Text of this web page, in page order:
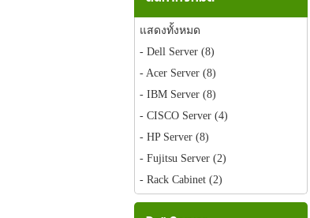
แสดงทั้งหมด
- Dell Server (8)
- Acer Server (8)
- IBM Server (8)
- CISCO Server (4)
- HP Server (8)
- Fujitsu Server (2)
- Rack Cabinet (2)